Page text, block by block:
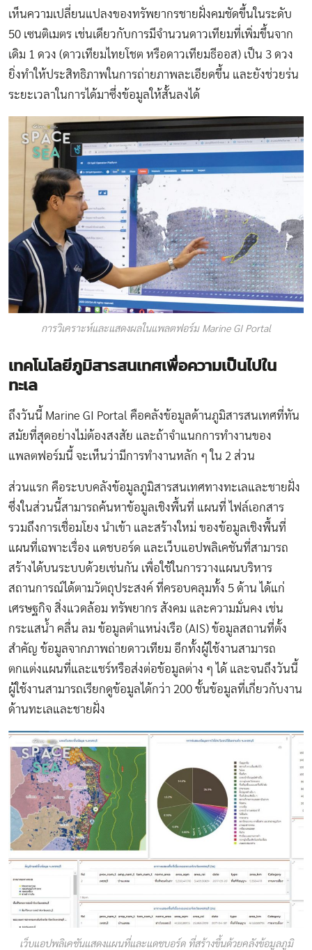
เห็นความเปลี่ยนแปลงของทรัพยากรชายฝั่งคมชัดขึ้นในระดับ
50 เซนติเมตร เช่นเดียวกับการมีจำนวนดาวเทียมที่เพิ่มขึ้นจาก
เดิม 1 ดวง (ดาวเทียมไทยโชต หรือดาวเทียมธีออส) เป็น 3 ดวง
ยิ่งทำให้ประสิทธิภาพในการถ่ายภาพละเอียดขึ้น และยังช่วยร่น
ระยะเวลาในการได้มาซึ่งข้อมูลให้สั้นลงได้
การวิเคราะห์และแสดงผลในแพลตฟอร์ม Marine GI Portal
เทคโนโลยีภูมิสารสนเทศเพื่อความเป็นไปใน
ทะเล
ถึงวันนี้ Marine GI Portal คือคลังข้อมูลด้านภูมิสารสนเทศที่ทัน
สมัยที่สุดอย่างไม่ต้องสงสัย และถ้าจำแนกการทำงานของ
แพลตฟอร์มนี้ จะเห็นว่ามีการทำงานหลัก ๆ ใน 2 ส่วน
ส่วนแรก คือระบบคลังข้อมูลภูมิสารสนเทศทางทะเลและชายฝั่ง
ซึ่งในส่วนนี้สามารถค้นหาข้อมูลเชิงพื้นที่ แผนที่ ไฟล์เอกสาร
รวมถึงการเชื่อมโยง นำเข้า และสร้างใหม่ ของข้อมูลเชิงพื้นที่
แผนที่เฉพาะเรื่อง แดชบอร์ด และเว็บแอปพลิเคชันที่สามารถ
สร้างได้บนระบบด้วยเช่นกัน เพื่อใช้ในการวางแผนบริหาร
สถานการณ์ได้ตามวัตถุประสงค์ ที่ครอบคลุมทั้ง 5 ด้าน ได้แก่
เศรษฐกิจ สิ่งแวดล้อม ทรัพยากร สังคม และความมั่นคง เช่น
กระแสน้ำ คลื่น ลม ข้อมูลตำแหน่งเรือ (AIS) ข้อมูลสถานที่ตั้ง
สำคัญ ข้อมูลจากภาพถ่ายดาวเทียม อีกทั้งผู้ใช้งานสามารถ
ตกแต่งแผนที่และแชร์หรือส่งต่อข้อมูลต่าง ๆ ได้ และจนถึงวันนี้
ผู้ใช้งานสามารถเรียกดูข้อมูลได้กว่า 200 ชั้นข้อมูลที่เกี่ยวกับงาน
ด้านทะเลและชายฝั่ง
เว็บแอปพลิเคชันแสดงแผนที่และแดชบอร์ด ที่สร้างขึ้นด้วยคลังข้อมูลภูมิ